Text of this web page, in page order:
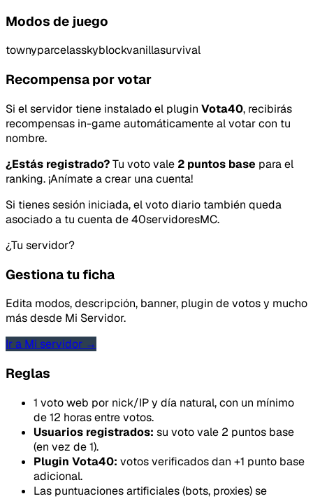
Modos de juego
townyparcelasskyblockvanillasurvival
Recompensa por votar
Si el servidor tiene instalado el plugin Vota40, recibirás
recompensas in-game automáticamente al votar con tu
nombre.
¿Estás registrado?Tu voto vale 2 puntos base para el
ranking. ¡Anímate a crear una cuenta!
Si tienes sesión iniciada, el voto diario también queda
asociado a tu cuenta de 40servidoresMC.
¿Tu servidor?
Gestiona tu ficha
Edita modos, descripción, banner, plugin de votos y mucho
más desde Mi Servidor.
Ir a Mi servidor →
Reglas
1 voto web por nick/IP y día natural, con un mínimo
de 12 horas entre votos.
Usuarios registrados: su voto vale 2 puntos base
(en vez de 1).
Plugin Vota40: votos verificados dan +1 punto base
adicional.
Las puntuaciones artificiales (bots, proxies) se